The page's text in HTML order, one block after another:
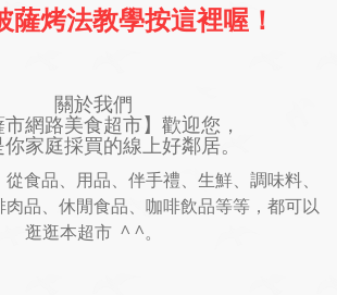
烤法教學按這裡喔！
關於我們
市網路美食超市】歡迎您，
家庭採買的線上好鄰居。
從食品、用品、伴手禮、生鮮、調味料、
肉品、休閒食品、咖啡飲品等等，都可以
逛逛本超市 ^ ^。